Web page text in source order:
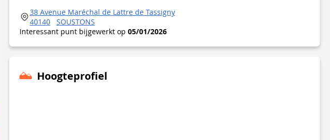
38 Avenue Maréchal de Lattre de Tassigny
40140
SOUSTONS
Interessant punt bijgewerkt op 05/01/2026
Hoogteprofiel